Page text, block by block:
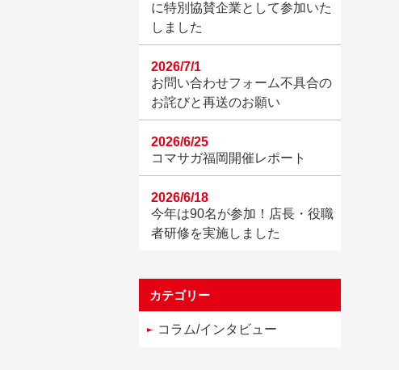
に特別協賛企業として参加いた
しました
お問い合わせフォーム不具合の
お詫びと再送のお願い
2026/7/1
コマサガ福岡開催レポート
2026/6/25
今年は90名が参加！店長・役職
者研修を実施しました
2026/6/18
カテゴリー
コラム/インタビュー